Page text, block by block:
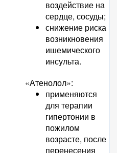
воздействие на
сердце, сосуды;
снижение риска
возникновения
ишемического
инсульта.
«Атенолол»:
применяются
для терапии
гипертонии в
пожилом
возрасте, после
перенесения